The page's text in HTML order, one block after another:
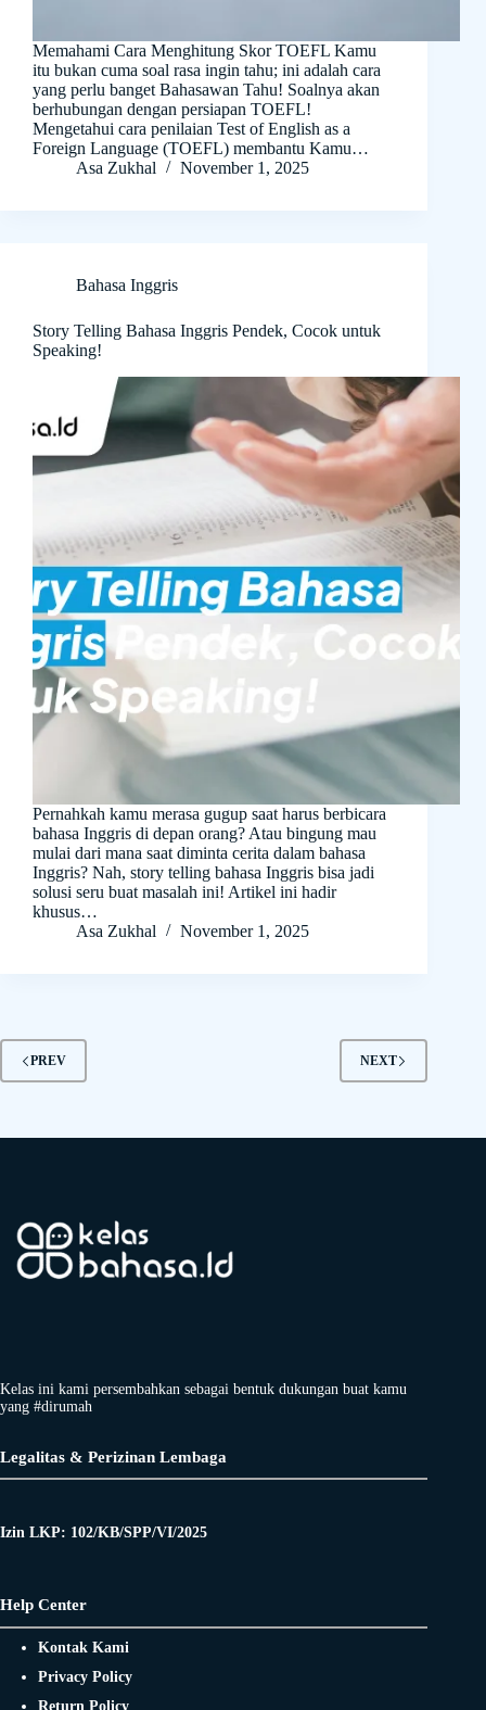
Memahami Cara Menghitung Skor TOEFL Kamu
itu bukan cuma soal rasa ingin tahu; ini adalah cara
yang perlu banget Bahasawan Tahu! Soalnya akan
berhubungan dengan persiapan TOEFL!
Mengetahui cara penilaian Test of English as a
Foreign Language (TOEFL) membantu Kamu…
Asa Zukhal
November 1, 2025
Bahasa Inggris
Story Telling Bahasa Inggris Pendek, Cocok untuk
Speaking!
Pernahkah kamu merasa gugup saat harus berbicara
bahasa Inggris di depan orang? Atau bingung mau
mulai dari mana saat diminta cerita dalam bahasa
Inggris? Nah, story telling bahasa Inggris bisa jadi
solusi seru buat masalah ini! Artikel ini hadir
khusus…
Asa Zukhal
November 1, 2025
PREV NEXT
Kelas ini kami persembahkan sebagai bentuk dukungan buat kamu
yang #dirumah
Legalitas & Perizinan Lembaga
Izin LKP: 102/KB/SPP/VI/2025
Help Center
Kontak Kami
Privacy Policy
Return Policy